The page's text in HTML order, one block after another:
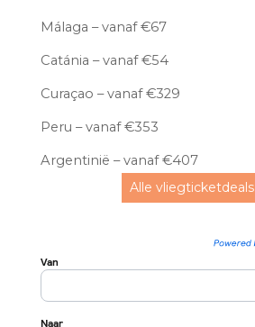
Málaga – vanaf €67
Catánia – vanaf €54
Curaçao – vanaf €329
Peru – vanaf €353
Argentinië – vanaf €407
Alle vliegticketdeals